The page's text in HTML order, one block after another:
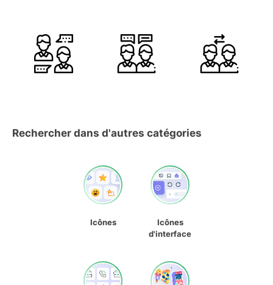
Rechercher dans d'autres catégories
Icônes
Icônes
d'interface